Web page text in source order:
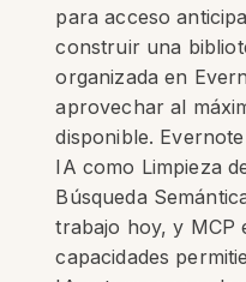
para acceso
construir una
organizada en
aprovechar al
disponible.
IA como Limpieza
Búsqueda
trabajo hoy, y MCP
capacidades